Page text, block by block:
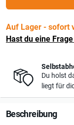
Auf Lager - sofort
Hast du eine
Du holst
liegt für
Beschreibung